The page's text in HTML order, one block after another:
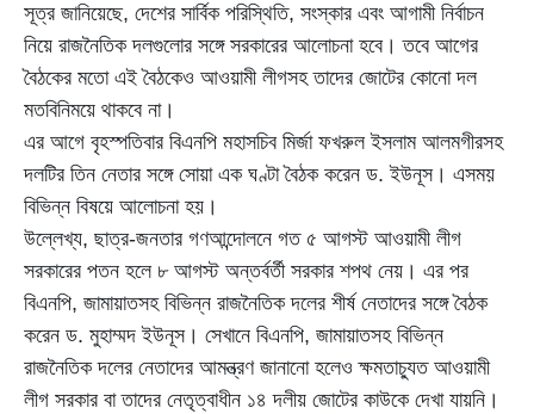
সূত্র জানিয়েছে, দেশের সার্বিক পরিস্থিতি, সংস্কার এবং আগামী নির্বাচন
নিয়ে রাজনৈতিক দলগুলোর সঙ্গে সরকারের আলোচনা হবে। তবে আগের
বৈঠকের মতো এই বৈঠকেও আওয়ামী লীগসহ তাদের জোটের কোনো দল
মতবিনিময়ে থাকবে না।
এর আগে বৃহস্পতিবার বিএনপি মহাসচিব মির্জা ফখরুল ইসলাম আলমগীরসহ
দলটির তিন নেতার সঙ্গে সোয়া এক ঘণ্টা বৈঠক করেন ড. ইউনূস। এসময়
বিভিন্ন বিষয়ে আলোচনা হয়।
উল্লেখ্য, ছাত্র-জনতার গণআন্দোলনে গত ৫ আগস্ট আওয়ামী লীগ
সরকারের পতন হলে ৮ আগস্ট অন্তর্বর্তী সরকার শপথ নেয়। এর পর
বিএনপি, জামায়াতসহ বিভিন্ন রাজনৈতিক দলের শীর্ষ নেতাদের সঙ্গে বৈঠক
করেন ড. মুহাম্মদ ইউনূস। সেখানে বিএনপি, জামায়াতসহ বিভিন্ন
রাজনৈতিক দলের নেতাদের আমন্ত্রণ জানানো হলেও ক্ষমতাচ্যুত আওয়ামী
লীগ সরকার বা তাদের নেতৃত্বাধীন ১৪ দলীয় জোটের কাউকে দেখা যায়নি।